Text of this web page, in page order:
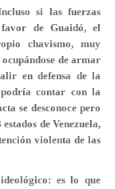
si las fuerzas
de Guaidó, el
chavismo, muy
de armar
en defensa de la
contar con la
se desconoce pero
de Venezuela,
violenta de las
es lo que